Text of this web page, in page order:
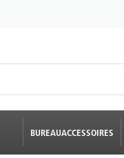
BUREAUACCESSOIRES